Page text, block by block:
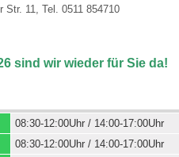
Str. 11, Tel. 0511 854710
sind wir wieder für Sie da!
08:30-12:00Uhr / 14:00-17:00Uhr
08:30-12:00Uhr / 14:00-17:00Uhr